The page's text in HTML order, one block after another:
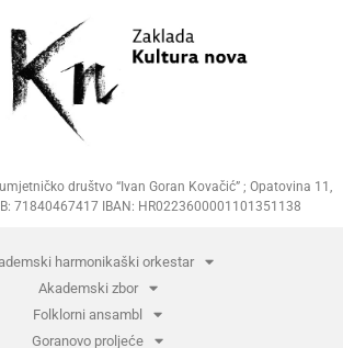
društvo “Ivan Goran Kovačić” ; Opatovina 11,
71840467417 IBAN: HR0223600001101351138
harmonikaški orkestar
Akademski zbor
Folklorni ansambl
Goranovo proljeće